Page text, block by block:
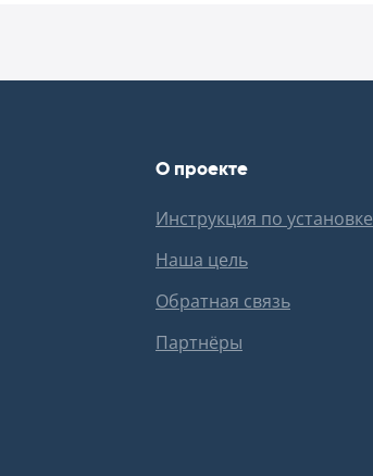
О проекте
Инструкция по установке
Наша цель
Обратная связь
Партнёры